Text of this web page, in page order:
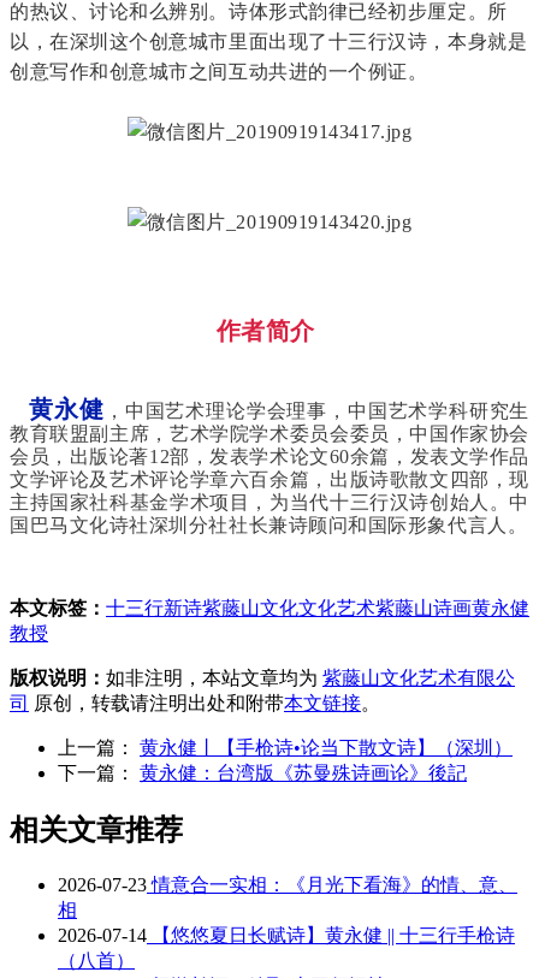
的热议、讨论和么辨别。诗体形式韵律已经初步厘定。所
以，在深圳这个创意城市里面出现了十三行汉诗，本身就是
创意写作和创意城市之间互动共进的一个例证。
作者简介
黄永健 ，中国艺术理论学会理事，中国艺术学科研究生
教育联盟副主席，艺术学院学术委员会委员，中国作家协会
会员，出版论著12部，发表学术论文60余篇，发表文学作品
文学评论及艺术评论学章六百余篇，出版诗歌散文四部，现
主持国家社科基金学术项目，为当代十三行汉诗创始人。中
国巴马文化诗社深圳分社社长兼诗顾问和国际形象代言人。
本文标签： 十三行新诗紫藤山文化文化艺术紫藤山诗画黄永健
教授
版权说明： 如非注明，本站文章均为 紫藤山文化艺术有限公
司 原创，转载请注明出处和附带本文链接。
上一篇： 黄永健丨【手枪诗•论当下散文诗】（深圳）
下一篇： 黄永健：台湾版《苏曼殊诗画论》後記
相关文章推荐
2026-07-23情意合一实相：《月光下看海》的情、意、
相
2026-07-14 【悠悠夏日长赋诗】黄永健 || 十三行手枪诗
（八首）